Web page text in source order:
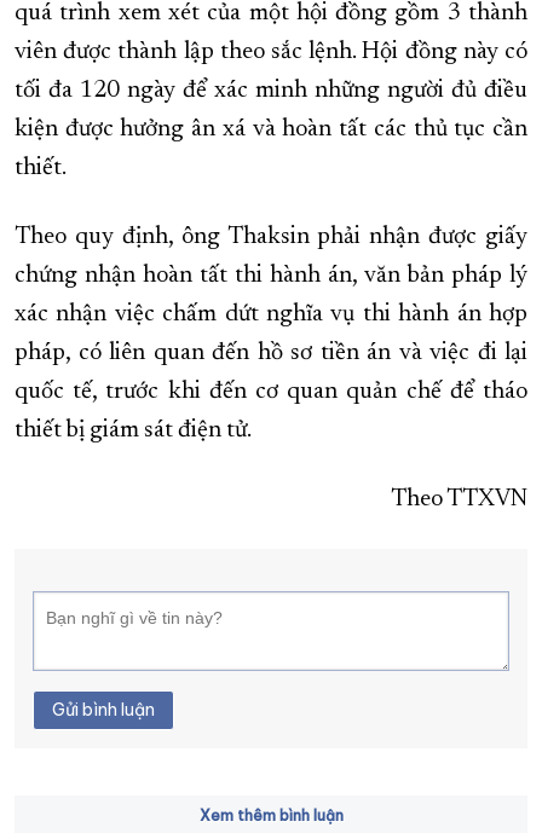
quá trình xem xét của một hội đồng gồm 3 thành
viên được thành lập theo sắc lệnh. Hội đồng này có
tối đa 120 ngày để xác minh những người đủ điều
kiện được hưởng ân xá và hoàn tất các thủ tục cần
thiết.
Theo quy định, ông Thaksin phải nhận được giấy
chứng nhận hoàn tất thi hành án, văn bản pháp lý
xác nhận việc chấm dứt nghĩa vụ thi hành án hợp
pháp, có liên quan đến hồ sơ tiền án và việc đi lại
quốc tế, trước khi đến cơ quan quản chế để tháo
thiết bị giám sát điện tử.
Theo TTXVN
Gửi bình luận
Xem thêm bình luận